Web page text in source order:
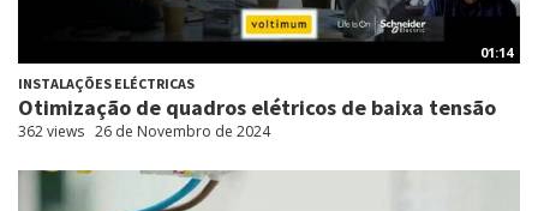
01:14
INSTALAÇÕES ELÉCTRICAS
Otimização de quadros elétricos de baixa tensão
362 views 26 de Novembro de 2024